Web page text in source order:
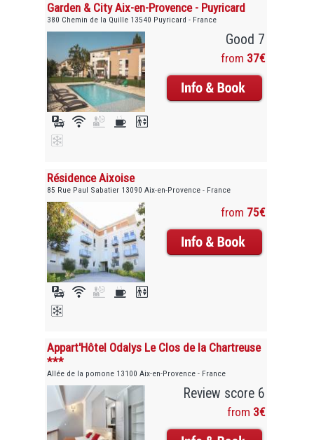
Garden & City Aix-en-Provence - Puyricard
380 Chemin de la Quille 13540 Puyricard - France
Good 7
from 37€
Résidence Aixoise
85 Rue Paul Sabatier 13090 Aix-en-Provence - France
from 75€
Appart'Hôtel Odalys Le Clos de la Chartreuse
***
Allée de la pomone 13100 Aix-en-Provence - France
Review score 6
from 3€